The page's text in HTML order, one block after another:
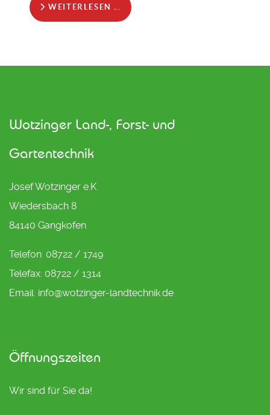
WEITERLESEN …
Wotzinger Land-, Forst- und
Gartentechnik
Josef Wotzinger e.K.
Wiedersbach 8
84140 Gangkofen
Telefon: 08722 / 1749
Telefax: 08722 / 1314
Email: info@wotzinger-landtechnik.de
Öffnungszeiten
Wir sind für Sie da!